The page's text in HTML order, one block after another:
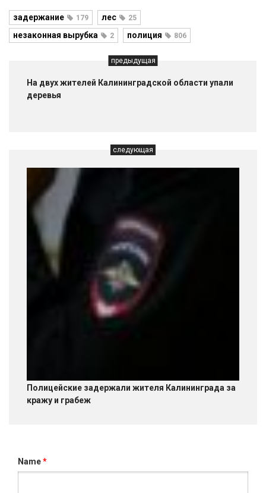
задержание 179 лес 25
незаконная вырубка 2 полиция 806
предыдущая
На двух жителей Калининградской области упали
деревья
следующая
Полицейские задержали жителя Калининграда за
кражу и грабеж
Name*